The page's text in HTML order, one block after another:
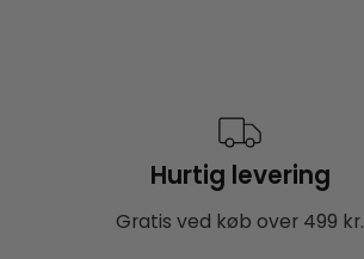
Hurtig levering
Gratis ved køb over 499 kr.